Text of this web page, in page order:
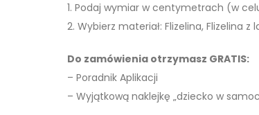
1. Podaj wymiar w centymetrach (w
2. Wybierz materiał: Flizelina, Flizelina
Do zamówienia otrzymasz GRATIS:
– Poradnik Aplikacji
– Wyjątkową naklejkę „dziecko w